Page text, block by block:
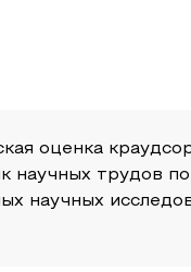
оценка
научных трудов
научных